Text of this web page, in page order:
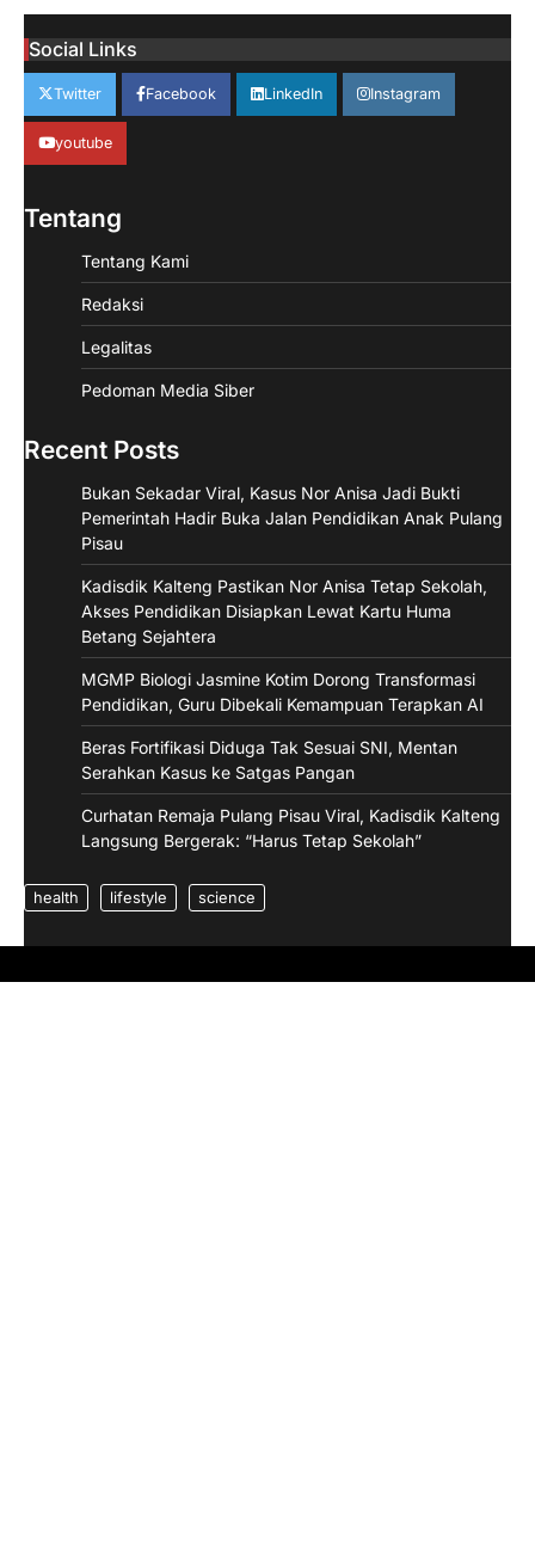
Social Links
Twitter Facebook LinkedIn Instagram
youtube
Tentang
Tentang Kami
Redaksi
Legalitas
Pedoman Media Siber
Recent Posts
Bukan Sekadar Viral, Kasus Nor Anisa Jadi Bukti
Pemerintah Hadir Buka Jalan Pendidikan Anak Pulang
Pisau
Kadisdik Kalteng Pastikan Nor Anisa Tetap Sekolah,
Akses Pendidikan Disiapkan Lewat Kartu Huma
Betang Sejahtera
MGMP Biologi Jasmine Kotim Dorong Transformasi
Pendidikan, Guru Dibekali Kemampuan Terapkan AI
Beras Fortifikasi Diduga Tak Sesuai SNI, Mentan
Serahkan Kasus ke Satgas Pangan
Curhatan Remaja Pulang Pisau Viral, Kadisdik Kalteng
Langsung Bergerak: “Harus Tetap Sekolah”
health lifestyle science